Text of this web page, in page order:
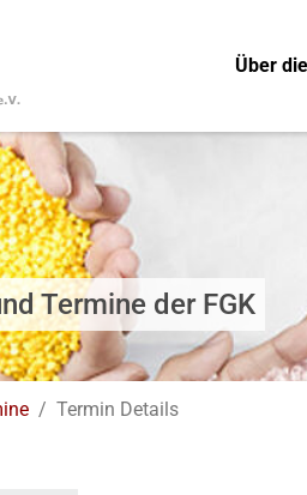
Über
Termine der FGK
Termin Details